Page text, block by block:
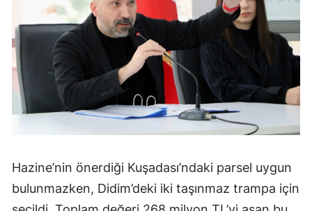
Hazine’nin önerdiği Kuşadası’ndaki parsel uygun
bulunmazken, Didim’deki iki taşınmaz trampa için